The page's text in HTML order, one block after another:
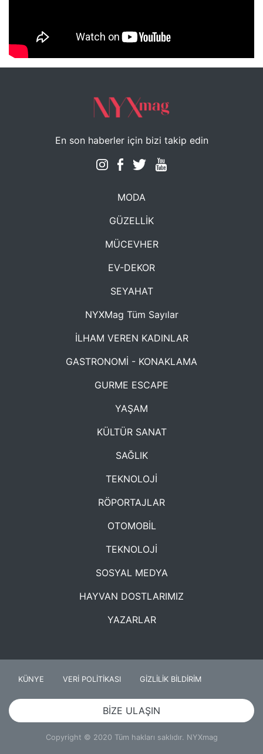
NYXmag 2. Yaş Kutlama Etkinliği
En son haberler için bizi takip edin
MODA
GÜZELLİK
MÜCEVHER
EV-DEKOR
SEYAHAT
NYXMag Tüm Sayılar
İLHAM VEREN KADINLAR
GASTRONOMİ - KONAKLAMA
GURME ESCAPE
YAŞAM
KÜLTÜR SANAT
SAĞLIK
TEKNOLOJİ
RÖPORTAJLAR
OTOMOBİL
TEKNOLOJİ
SOSYAL MEDYA
HAYVAN DOSTLARIMIZ
YAZARLAR
KÜNYE VERİ POLİTİKASI GİZLİLİK BİLDİRİM
BİZE ULAŞIN
Copyright © 2020 Tüm hakları saklıdır. NYXmag